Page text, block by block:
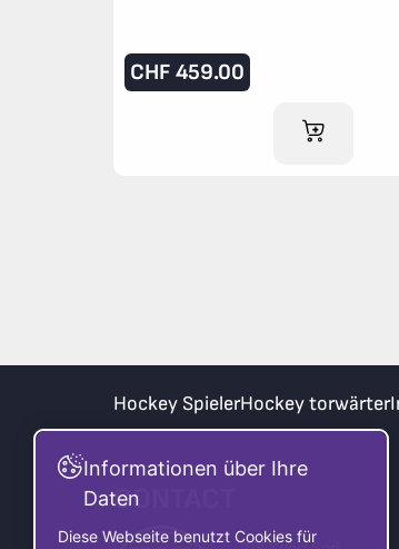
CHF 459.00
IM
Hockey SpielerHockey torwärter
CONTACT
Informationen über Ihre
Daten
Diese Webseite benutzt Cookies für